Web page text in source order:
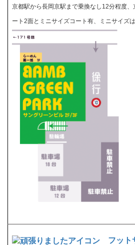
京都駅から長岡京駅まで乗換なし12分程度
ート2面とミニサイズコート有、ミニサイズ
フット